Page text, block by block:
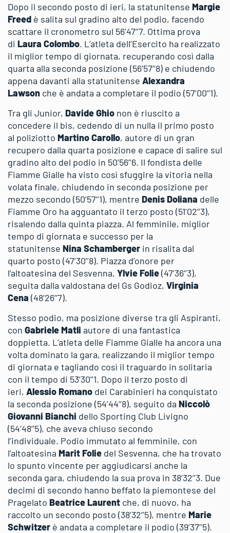
Dopo il secondo posto di ieri, la statunitense Margie
Freed è salita sul gradino alto del podio, facendo
scattare il cronometro sul 56’47’’7. Ottima prova
di Laura Colombo. L’atleta dell’Esercito ha realizzato
il miglior tempo di giornata, recuperando così dalla
quarta alla seconda posizione (56’57’’8) e chiudendo
appena davanti alla statunitense Alexandra
Lawson che è andata a completare il podio (57’00’’1).
Tra gli Junior, Davide Ghio non è riuscito a
concedere il bis, cedendo di un nulla il primo posto
al poliziotto Martino Carollo, autore di un gran
recupero dalla quarta posizione e capace di salire sul
gradino alto del podio in 50’56’’6. Il fondista delle
Fiamme Gialle ha visto così sfuggire la vitoria nella
volata finale, chiudendo in seconda posizione per
mezzo secondo (50’57’’1), mentre Denis Doliana delle
Fiamme Oro ha agguantato il terzo posto (51’02’’3),
risalendo dalla quinta piazza. Al femminile, miglior
tempo di giornata e successo per la
statunitense Nina Schamberger in risalita dal
quarto posto (47’30’’8). Piazza d’onore per
l’altoatesina del Sesvenna, Ylvie Folie(47’36’’3),
seguita dalla valdostana del Gs Godioz, Virginia
Cena (48’26’’7).
Stesso podio, ma posizione diverse tra gli Aspiranti,
con Gabriele Matli autore di una fantastica
doppietta. L’atleta delle Fiamme Gialle ha ancora una
volta dominato la gara, realizzando il miglior tempo
di giornata e tagliando così il traguardo in solitaria
con il tempo di 53’30’’1. Dopo il terzo posto di
ieri, Alessio Romano dei Carabinieri ha conquistato
la seconda posizione (54’44’’8), seguito da Niccolò
Giovanni Bianchi dello Sporting Club Livigno
(54’48’’5), che aveva chiuso secondo
l’individuale. Podio immutato al femminile, con
l’altoatesina Marit Folie del Sesvenna, che ha trovato
lo spunto vincente per aggiudicarsi anche la
seconda gara, chiudendo la sua prova in 38’32’’3. Due
decimi di secondo hanno beffato la piemontese del
Pragelato Beatrice Laurent che, di nuovo, ha
raccolto un secondo posto (38’32’’5), mentre Marie
Schwitzer è andata a completare il podio (39’37’’5).